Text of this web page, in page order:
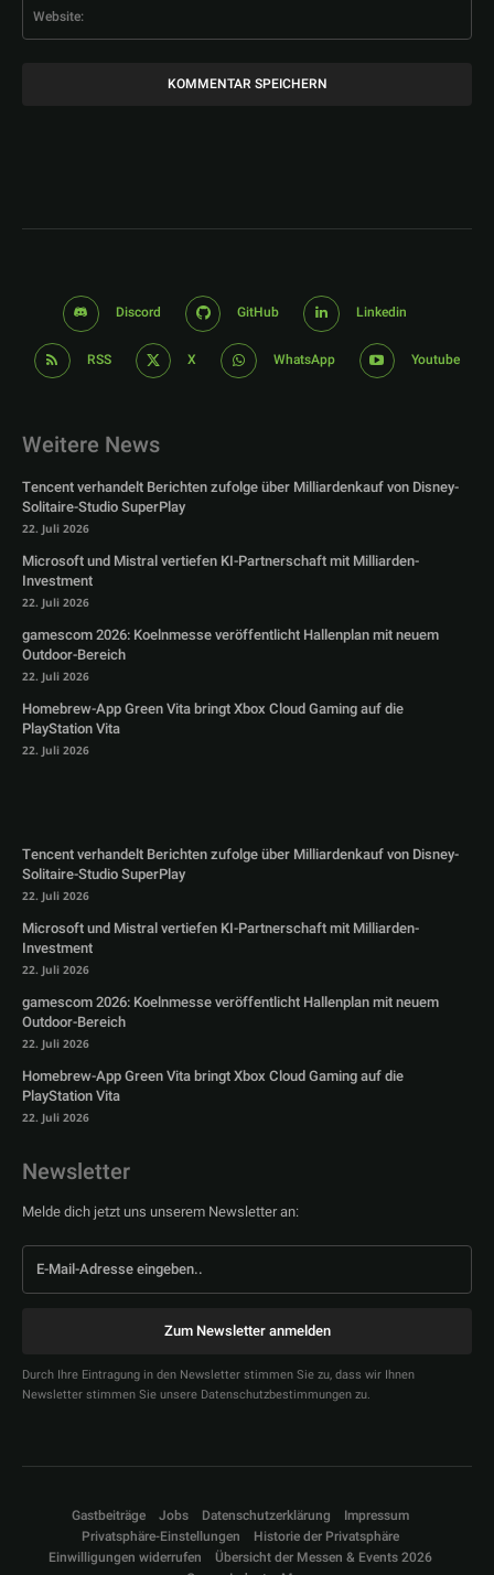
Discord GitHub Linkedin
RSS X WhatsApp Youtube
Weitere News
Tencent verhandelt Berichten zufolge über Milliardenkauf von Disney-
Solitaire-Studio SuperPlay
22. Juli 2026
Microsoft und Mistral vertiefen KI-Partnerschaft mit Milliarden-
Investment
22. Juli 2026
gamescom 2026: Koelnmesse veröffentlicht Hallenplan mit neuem
Outdoor-Bereich
22. Juli 2026
Homebrew-App Green Vita bringt Xbox Cloud Gaming auf die
PlayStation Vita
22. Juli 2026
Tencent verhandelt Berichten zufolge über Milliardenkauf von Disney-
Solitaire-Studio SuperPlay
22. Juli 2026
Microsoft und Mistral vertiefen KI-Partnerschaft mit Milliarden-
Investment
22. Juli 2026
gamescom 2026: Koelnmesse veröffentlicht Hallenplan mit neuem
Outdoor-Bereich
22. Juli 2026
Homebrew-App Green Vita bringt Xbox Cloud Gaming auf die
PlayStation Vita
22. Juli 2026
Newsletter
Melde dich jetzt uns unserem Newsletter an:
Zum Newsletter anmelden
Durch Ihre Eintragung in den Newsletter stimmen Sie zu, dass wir Ihnen
Newsletter stimmen Sie unsere Datenschutzbestimmungen zu.
Gastbeiträge Jobs Datenschutzerklärung
Impressum
Privatsphäre-Einstellungen
Historie der Privatsphäre
Einwilligungen widerrufen
Übersicht der Messen & Events 2026